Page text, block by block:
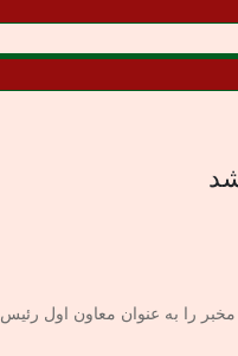
را به عنوان معاون اول رئیس